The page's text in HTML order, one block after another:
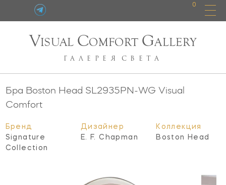
0
VISUAL COMFORT GALLERY
ГАЛЕРЕЯ СВЕТА
Бра Boston Head SL2935PN-WG Visual
Comfort
Бренд
Signature
Collection
Дизайнер
E. F. Chapman
Коллекция
Boston Head